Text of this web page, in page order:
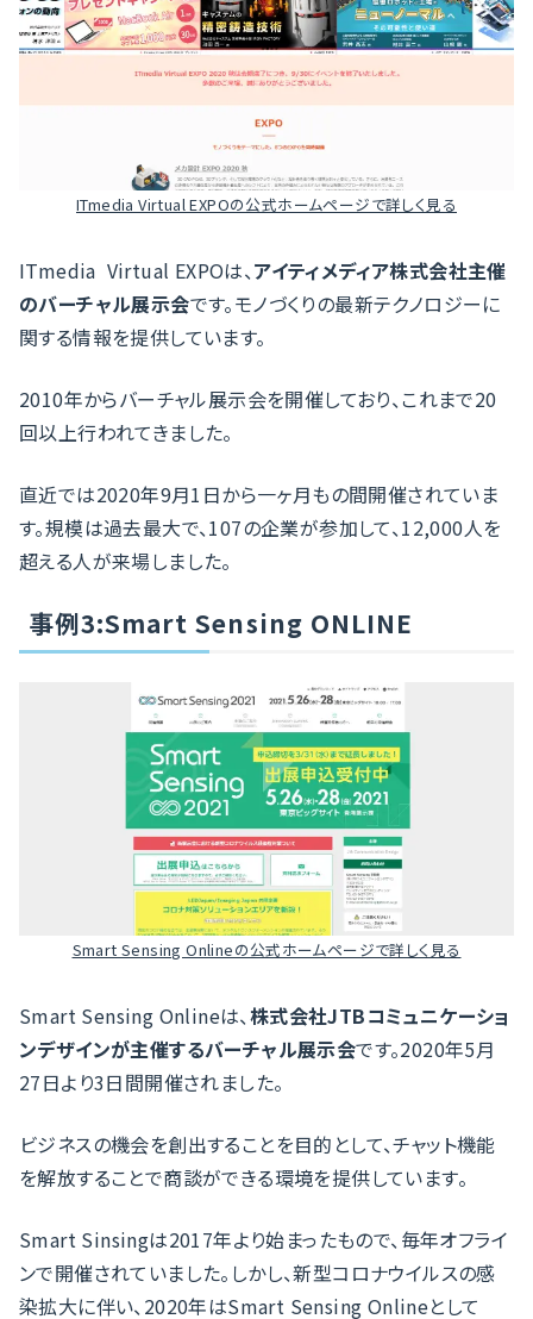
ITmedia Virtual EXPOの公式ホームページで詳しく見る
ITmedia Virtual EXPOは、アイティメディア株式会社主催
のバーチャル展示会です。モノづくりの最新テクノロジーに
関する情報を提供しています。
2010年からバーチャル展示会を開催しており、これまで20
回以上行われてきました。
直近では2020年9月1日から一ヶ月もの間開催されていま
す。規模は過去最大で、107の企業が参加して、12,000人を
超える人が来場しました。
事例3:Smart Sensing ONLINE
Smart Sensing Onlineの公式ホームページで詳しく見る
Smart Sensing Onlineは、株式会社JTBコミュニケーショ
ンデザインが主催するバーチャル展示会です。2020年5月
27日より3日間開催されました。
ビジネスの機会を創出することを目的として、チャット機能
を解放することで商談ができる環境を提供しています。
Smart Sinsingは2017年より始まったもので、毎年オフライ
ンで開催されていました。しかし、新型コロナウイルスの感
染拡大に伴い、2020年はSmart Sensing Onlineとして